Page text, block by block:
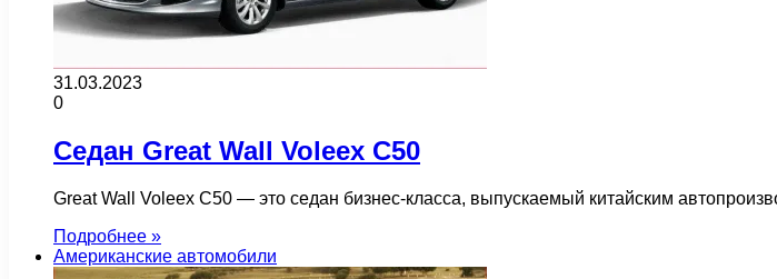
31.03.2023
0
Седан Great Wall Voleex C50
Great Wall Voleex C50 — это седан бизнес-класса, выпускаемый китайским
Подробнее »
Американские автомобили